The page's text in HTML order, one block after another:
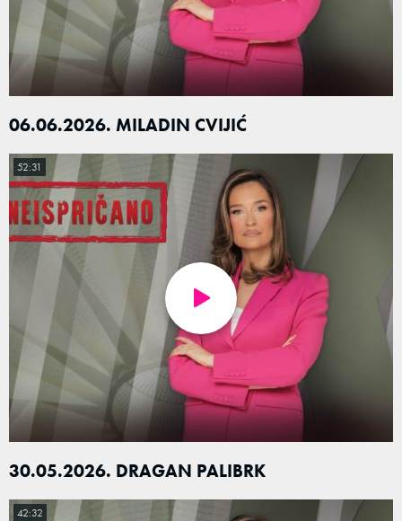
06.06.2026. MILADIN CVIJIĆ
30.05.2026. DRAGAN PALIBRK
52:31
42:32